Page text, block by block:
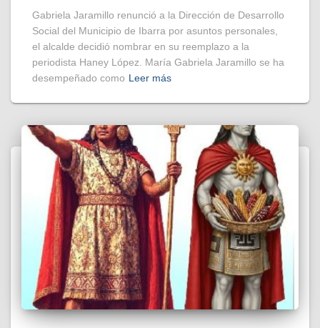
Gabriela Jaramillo renunció a la Dirección de Desarrollo
Social del Municipio de Ibarra por asuntos personales,
el alcalde decidió nombrar en su reemplazo a la
periodista Haney López. María Gabriela Jaramillo se ha
desempeñado como Leer más